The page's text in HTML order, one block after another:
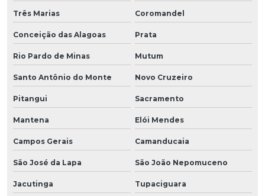
Três Marias Coromandel
Conceição das Alagoas Prata
Rio Pardo de Minas Mutum
Santo Antônio do Monte Novo Cruzeiro
Pitangui Sacramento
Mantena Elói Mendes
Campos Gerais Camanducaia
São José da Lapa São João Nepomuceno
Jacutinga Tupaciguara